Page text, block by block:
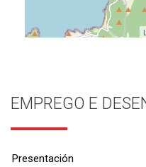
EMPREGO E
Presentación